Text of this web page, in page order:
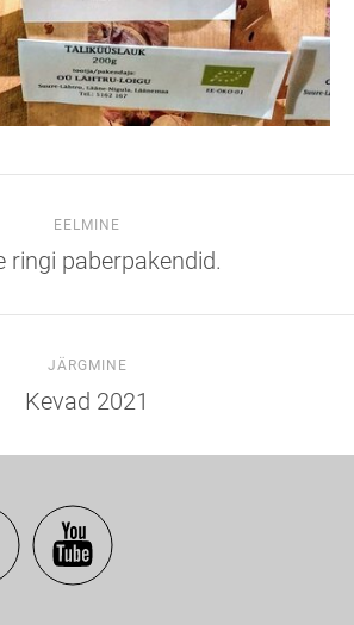
EELMINE
ringi paberpakendid.
JÄRGMINE
Kevad 2021